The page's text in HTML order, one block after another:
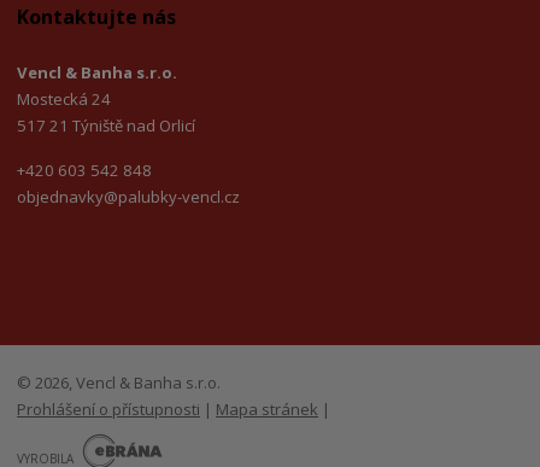
Kontaktujte nás
Vencl & Banha s.r.o.
Mostecká 24
517 21 Týniště nad Orlicí
+420 603 542 848
objednavky@palubky-vencl.cz
© 2026, Vencl & Banha s.r.o.
Prohlášení o přístupnosti | Mapa stránek |
VYROBILA